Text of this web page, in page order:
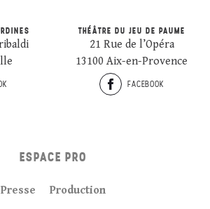
THÉÂTRE DU JEU DE PAUME
21 Rue de l’Opéra
13100 Aix-en-Provence
FACEBOOK
ESPACE PRO
Presse Production